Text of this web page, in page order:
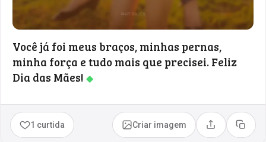
Você já foi meus braços, minhas pernas,
minha força e tudo mais que precisei. Feliz
Dia das Mães! ◆
1 curtida Criar imagem Compartilhar
Copiar